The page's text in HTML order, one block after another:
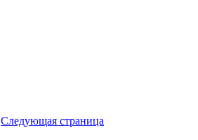
Следующая страница